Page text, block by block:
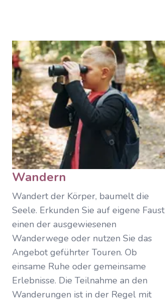
Wandern
Wandert der Körper, baumelt die
Seele. Erkunden Sie auf eigene Faust
einen der ausgewiesenen
Wanderwege oder nutzen Sie das
Angebot geführter Touren. Ob
einsame Ruhe oder gemeinsame
Erlebnisse. Die Teilnahme an den
Wanderungen ist in der Regel mit